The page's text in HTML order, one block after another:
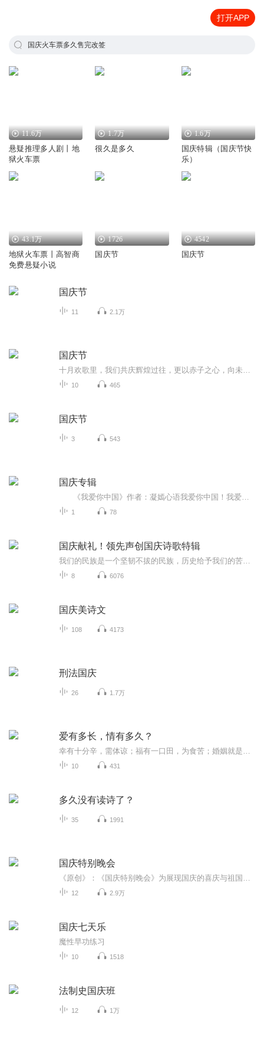
打开APP
国庆火车票多久售完改签
11.6万
悬疑推理多人剧丨地
狱火车票
1.7万
很久是多久
1.6万
国庆特辑（国庆节快
乐）
43.1万
地狱火车票丨高智商
免费悬疑小说
1726
国庆节
4542
国庆节
国庆节
11 2.1万
国庆节
10 465
国庆节
3 543
国庆专辑
1 78
国庆献礼！领先声创国庆诗歌特辑
8 6076
国庆美诗文
108 4173
刑法国庆
26 1.7万
爱有多长，情有多久？
10 431
多久没有读诗了？
35 1991
国庆特别晚会
12 2.9万
国庆七天乐
魔性早功练习
10 1518
法制史国庆班
12 1万